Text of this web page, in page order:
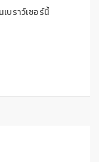
บราว์เซอร์นี้